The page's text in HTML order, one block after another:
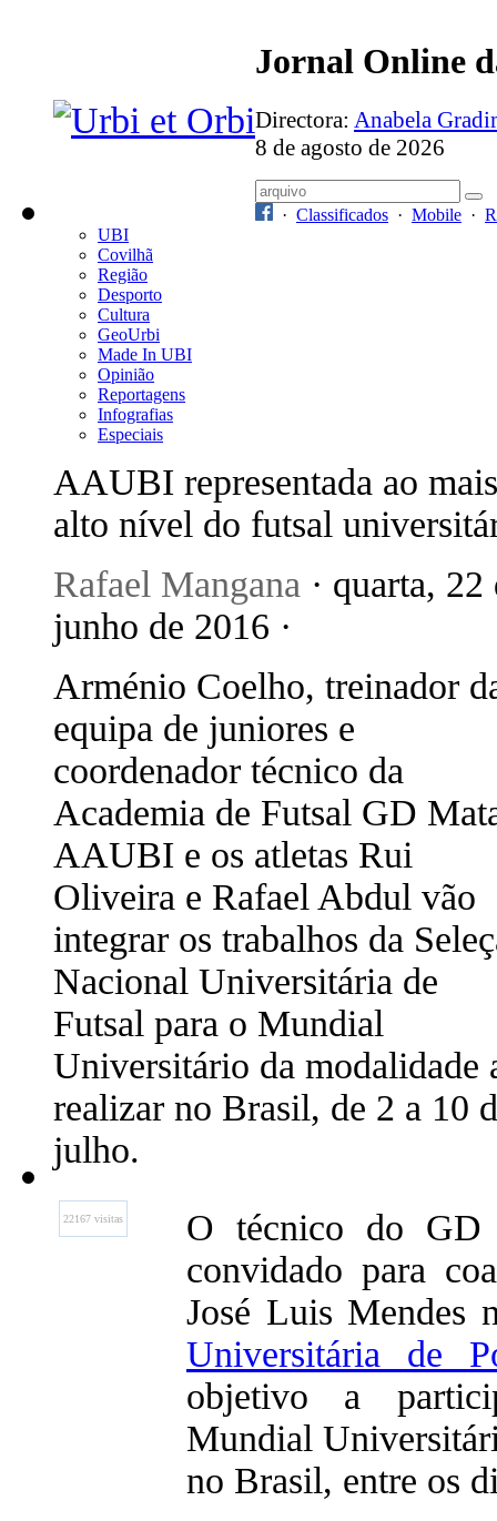
Jornal Online
Directora: Anabela
8 de agosto de 2026
· Classificados · Mobile ·
UBI
Covilhã
Região
Desporto
Cultura
GeoUrbi
Made In UBI
Opinião
Reportagens
Infografias
Especiais
AAUBI representada ao mais
alto nível do futsal
Rafael Mangana · quarta, 22
junho de 2016 ·
Arménio Coelho, treinador
equipa de juniores e
coordenador técnico da
Academia de Futsal GD
AAUBI e os atletas Rui
Oliveira e Rafael Abdul vão
integrar os trabalhos da
Nacional Universitária de
Futsal para o Mundial
Universitário da modalidade
realizar no Brasil, de 2 a 10
julho.
22167 visitas
O técnico do
convidado para
José Luis Mendes
Universitária de
objetivo a
Mundial
no Brasil, entre os